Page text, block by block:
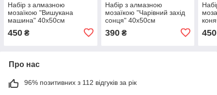
Набір з алмазною
мозаїкою "Вишукана
машина" 40х50см
450 ₴
Набір з алмазною
мозаїкою "Чарівний захід
сонця" 40х50см
390₴ 450
Про нас
96% позитивних з 112 відгуків за рік